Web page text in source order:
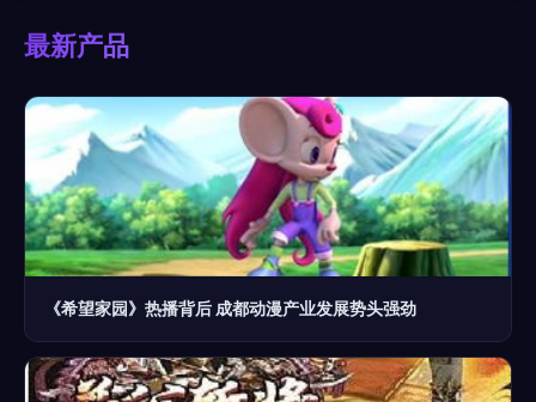
最新产品
《希望家园》热播背后 成都动漫产业发展势头强劲